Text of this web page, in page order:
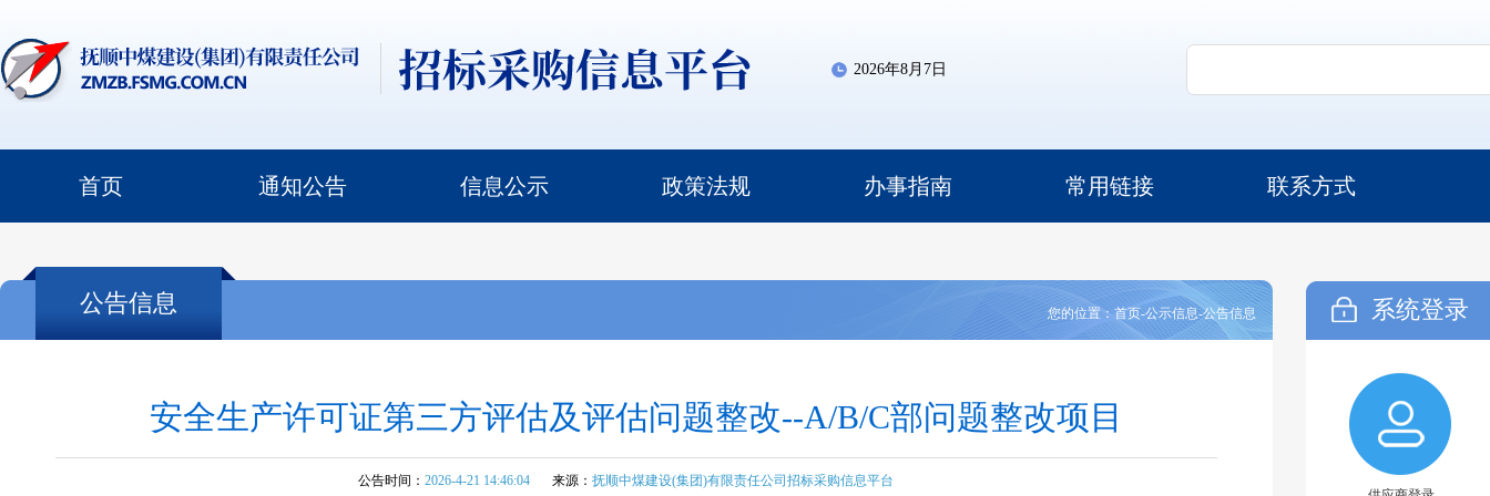
2026年8月7日
首页 通知公告 信息公示 政策法规 办事指南 常用链接 联系方式
公告信息 您的位置：首页-公示信息-公告信息
安全生产许可证第三方评估及评估问题整改--A/B/C部问题整改项目
公告时间： 2026-4-21 14:46:04 来源： 抚顺中煤建设(集团)有限责任公司招标采购信息平台
系统登录